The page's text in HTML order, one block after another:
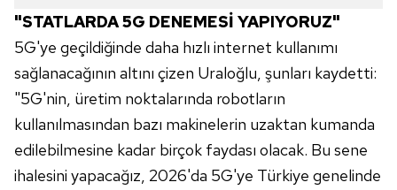
"STATLARDA 5G DENEMESİ YAPIYORUZ"
5G'ye geçildiğinde daha hızlı internet kullanımı
sağlanacağının altını çizen Uraloğlu, şunları kaydetti:
"5G'nin, üretim noktalarında robotların
kullanılmasından bazı makinelerin uzaktan kumanda
edilebilmesine kadar birçok faydası olacak. Bu sene
ihalesini yapacağız, 2026'da 5G'ye Türkiye genelinde